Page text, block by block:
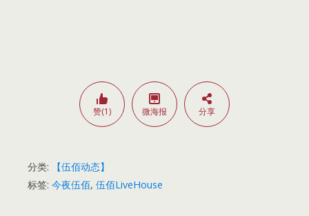
赞(1) 微海报 分享
分类:
【伍佰动态】
标签: 今夜伍佰, 伍佰LiveHouse